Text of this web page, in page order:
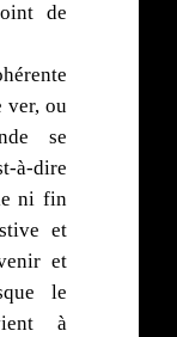
de
ver, ou
se
à-dire
ni fin
et
et
le
à